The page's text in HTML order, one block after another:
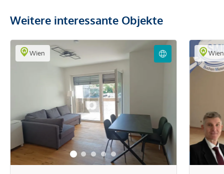
Weitere interessante Objekte
Wien Wien